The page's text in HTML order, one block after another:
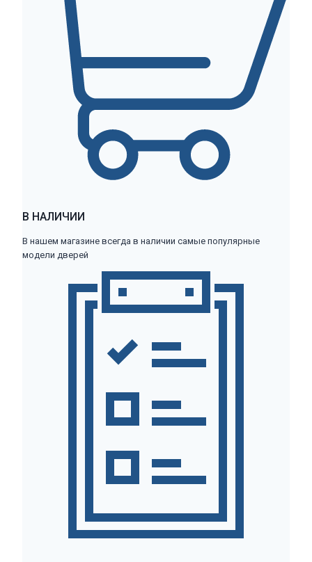
В НАЛИЧИИ
В нашем магазине всегда в наличии самые популярные
модели дверей